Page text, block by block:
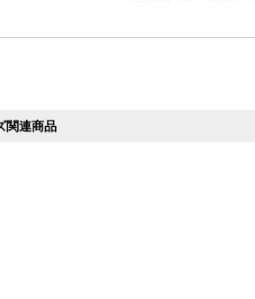
関連商品